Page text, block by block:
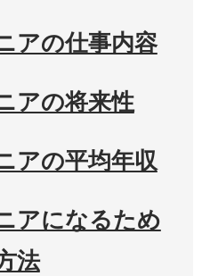
アの仕事内容
アの将来性
アの平均年収
アになるため
法